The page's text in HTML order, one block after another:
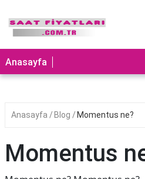
Anasayfa
Anasayfa Blog Momentus ne?
Momentus